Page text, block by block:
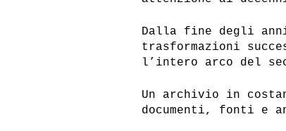
Dalla fine degli
trasformazioni
l’intero arco del
Un archivio in
documenti, fonti e